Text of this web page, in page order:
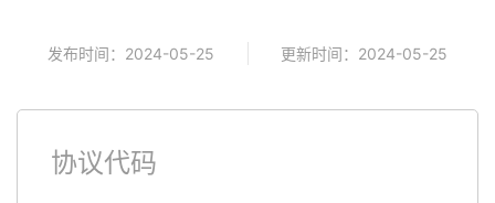
发布时间：2024-05-25 更新时间：2024-05-25
协议代码